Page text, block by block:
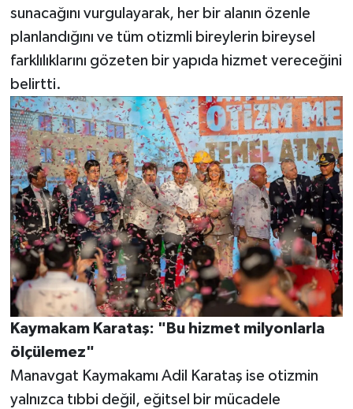
sunacağını vurgulayarak, her bir alanın özenle
planlandığını ve tüm otizmli bireylerin bireysel
farklılıklarını gözeten bir yapıda hizmet vereceğini
belirtti.
Kaymakam Karataş: "Bu hizmet milyonlarla
ölçülemez"
Manavgat Kaymakamı Adil Karataş ise otizmin
yalnızca tıbbi değil, eğitsel bir mücadele